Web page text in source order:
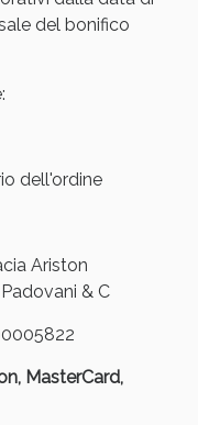
del bonifico
dell'ordine
Ariston
& C
MasterCard,